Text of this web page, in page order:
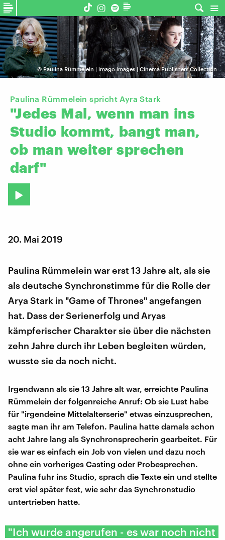
©Paulina Rümmelein | imago images | Cinema Publishers Collection
Paulina Rümmelein spricht Ayra Stark
"Jedes Mal, wenn man ins
Studio kommt, bangt man,
ob man weiter sprechen
darf"
20. Mai 2019
Paulina Rümmelein war erst 13 Jahre alt, als sie
als deutsche Synchronstimme für die Rolle der
Arya Stark in "Game of Thrones" angefangen
hat. Dass der Serienerfolg und Aryas
kämpferischer Charakter sie über die nächsten
zehn Jahre durch ihr Leben begleiten würden,
wusste sie da noch nicht.
Irgendwann als sie 13 Jahre alt war, erreichte Paulina
Rümmelein der folgenreiche Anruf: Ob sie Lust habe
für "irgendeine Mittelalterserie" etwas einzusprechen,
sagte man ihr am Telefon. Paulina hatte damals schon
acht Jahre lang als Synchronsprecherin gearbeitet. Für
sie war es einfach ein Job von vielen und dazu noch
ohne ein vorheriges Casting oder Probesprechen.
Paulina fuhr ins Studio, sprach die Texte ein und stellte
erst viel später fest, wie sehr das Synchronstudio
untertrieben hatte.
"Ich wurde angerufen - es war noch nicht